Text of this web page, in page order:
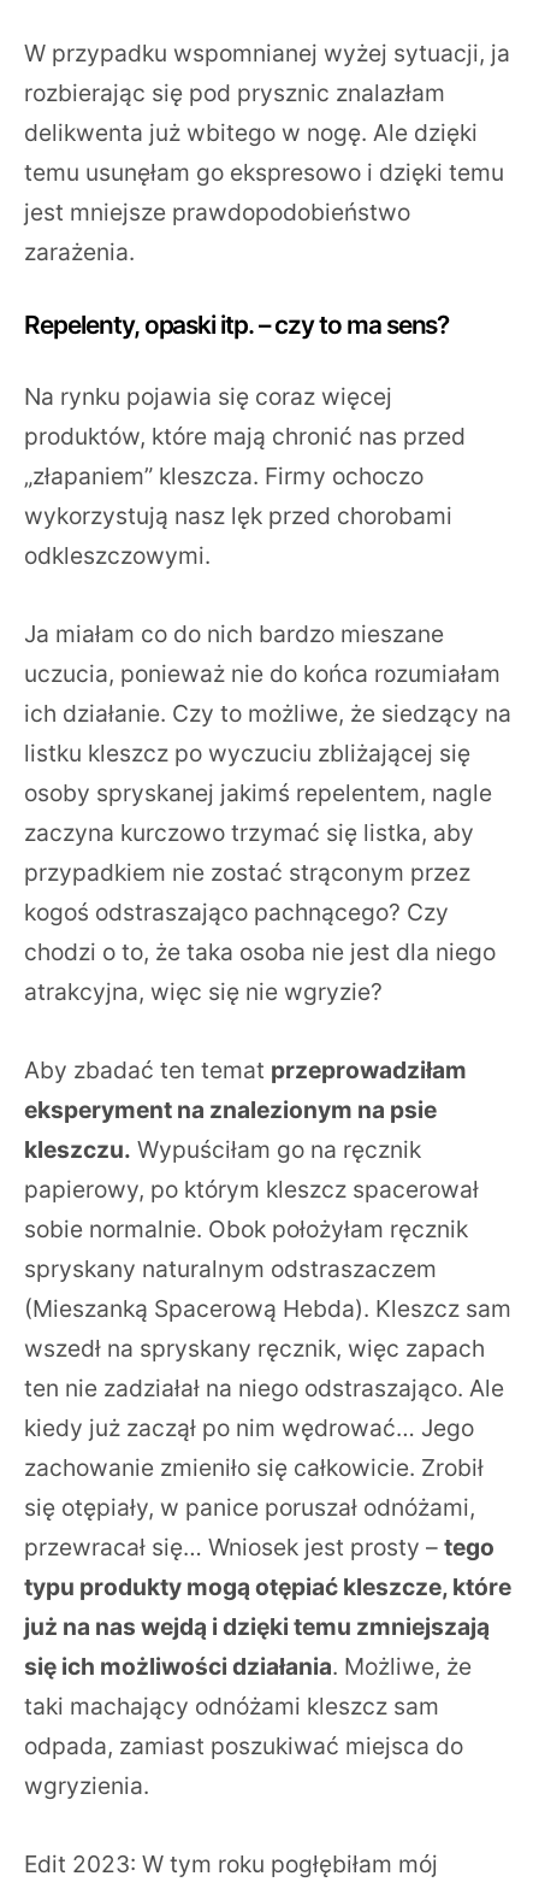
W przypadku wspomnianej wyżej sytuacji, ja
rozbierając się pod prysznic znalazłam
delikwenta już wbitego w nogę. Ale dzięki
temu usunęłam go ekspresowo i dzięki temu
jest mniejsze prawdopodobieństwo
zarażenia.
Repelenty, opaski itp. – czy to ma sens?
Na rynku pojawia się coraz więcej
produktów, które mają chronić nas przed
„złapaniem” kleszcza. Firmy ochoczo
wykorzystują nasz lęk przed chorobami
odkleszczowymi.
Ja miałam co do nich bardzo mieszane
uczucia, ponieważ nie do końca rozumiałam
ich działanie. Czy to możliwe, że siedzący na
listku kleszcz po wyczuciu zbliżającej się
osoby spryskanej jakimś repelentem, nagle
zaczyna kurczowo trzymać się listka, aby
przypadkiem nie zostać strąconym przez
kogoś odstraszająco pachnącego? Czy
chodzi o to, że taka osoba nie jest dla niego
atrakcyjna, więc się nie wgryzie?
Aby zbadać ten temat przeprowadziłam
eksperyment na znalezionym na psie
kleszczu. Wypuściłam go na ręcznik
papierowy, po którym kleszcz spacerował
sobie normalnie. Obok położyłam ręcznik
spryskany naturalnym odstraszaczem
(Mieszanką Spacerową Hebda). Kleszcz sam
wszedł na spryskany ręcznik, więc zapach
ten nie zadziałał na niego odstraszająco. Ale
kiedy już zaczął po nim wędrować… Jego
zachowanie zmieniło się całkowicie. Zrobił
się otępiały, w panice poruszał odnóżami,
przewracał się… Wniosek jest prosty – tego
typu produkty mogą otępiać kleszcze, które
już na nas wejdą i dzięki temu zmniejszają
się ich możliwości działania. Możliwe, że
taki machający odnóżami kleszcz sam
odpada, zamiast poszukiwać miejsca do
wgryzienia.
Edit 2023: W tym roku pogłębiłam mój